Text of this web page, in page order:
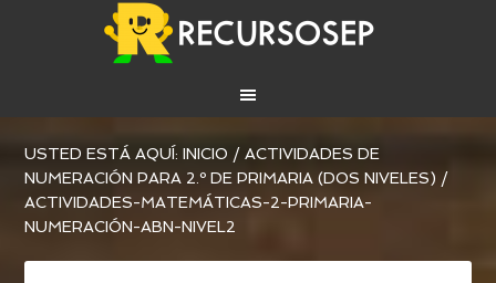
USTED ESTÁ AQUÍ:INICIO / ACTIVIDADES DE
NUMERACIÓN PARA 2.º DE PRIMARIA (DOS NIVELES) /
ACTIVIDADES-MATEMÁTICAS-2-PRIMARIA-
NUMERACIÓN-ABN-NIVEL2